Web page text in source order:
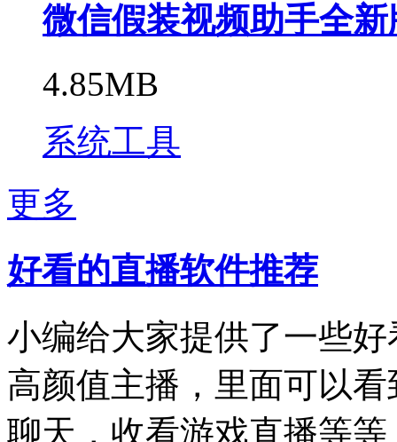
微信假装视频助手全新
4.85MB
系统工具
更多
好看的直播软件推荐
小编给大家提供了一些
高颜值主播，里面可以
聊天，收看游戏直播等